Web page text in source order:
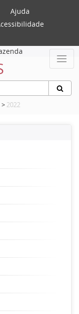
Ajuda
> 2022